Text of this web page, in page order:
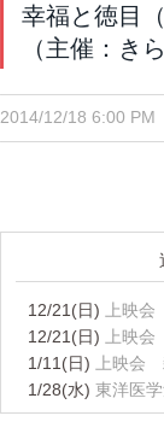
幸福と徳目
（主催：き
2014/12/18 6:00 PM
12/21(日)
上映
12/21(日)
上映
1/11(日)
上映会
1/28(水) 東洋医